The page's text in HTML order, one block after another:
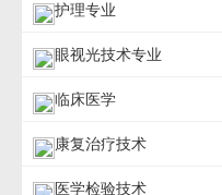
护理专业
眼视光技术专业
临床医学
康复治疗技术
医学检验技术